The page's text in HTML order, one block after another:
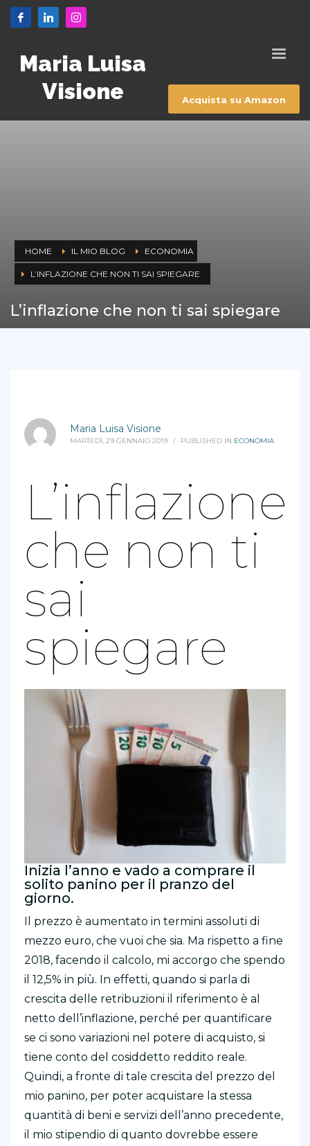
Maria Luisa
Visione
Acquista su Amazon
HOME IL MIO BLOG ECONOMIA
L’INFLAZIONE CHE NON TI SAI SPIEGARE
L’inflazione che non ti sai spiegare
Maria Luisa Visione
MARTEDÌ, 29 GENNAIO 2019 / PUBLISHED IN ECONOMIA
L’inflazione
che non ti
sai
spiegare
Inizia l’anno e vado a comprare il
solito panino per il pranzo del
giorno.
Il prezzo è aumentato in termini assoluti di
mezzo euro, che vuoi che sia. Ma rispetto a fine
2018, facendo il calcolo, mi accorgo che spendo
il 12,5% in più. In effetti, quando si parla di
crescita delle retribuzioni il riferimento è al
netto dell’inflazione, perché per quantificare
se ci sono variazioni nel potere di acquisto, si
tiene conto del cosiddetto reddito reale.
Quindi, a fronte di tale crescita del prezzo del
mio panino, per poter acquistare la stessa
quantità di beni e servizi dell’anno precedente,
il mio stipendio di quanto dovrebbe essere